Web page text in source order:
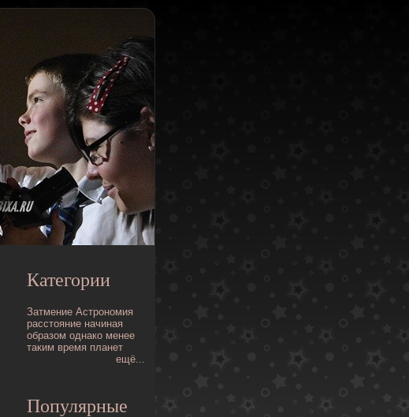
Категории
Затмение Астрономия
расстояние начиная
образом однако менее
таким время планет
ещё...
Популярные